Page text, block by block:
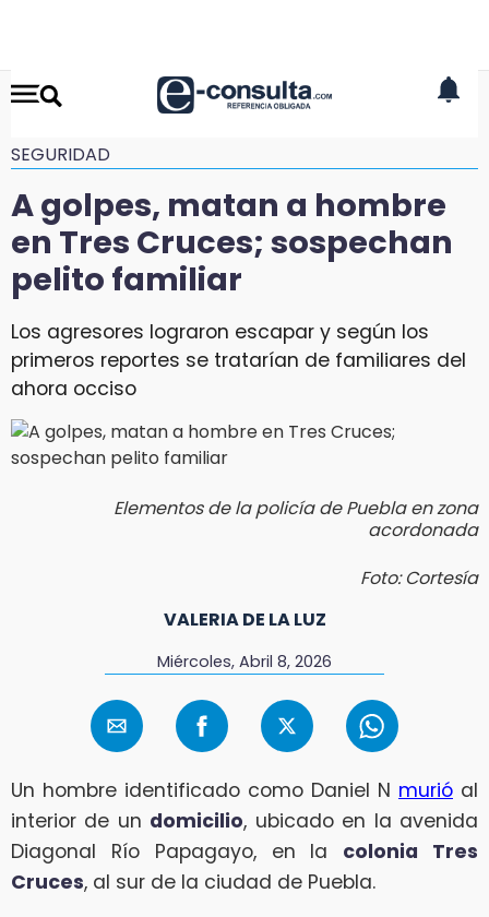
SEGURIDAD
A golpes, matan a hombre
en Tres Cruces; sospechan
pelito familiar
Los agresores lograron escapar y según los
primeros reportes se tratarían de familiares del
ahora occiso
Elementos de la policía de Puebla en zona
acordonada
Foto: Cortesía
VALERIA DE LA LUZ
Miércoles, Abril 8, 2026
Un hombre identificado como Daniel N murió al
interior de un domicilio, ubicado en la avenida
Diagonal Río Papagayo, en la colonia Tres
Cruces, al sur de la ciudad de Puebla.